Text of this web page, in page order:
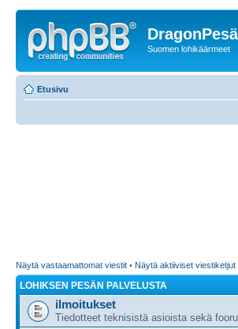
DragonPesä
Suomen lohikäärmeet
Etusivu
Näytä vastaamattomat viestit • Näytä aktiiviset viestiketjut
LOHIKSEN PESÄN PALVELUSTA
ilmoitukset
Tiedotteet teknisistä asioista sekä